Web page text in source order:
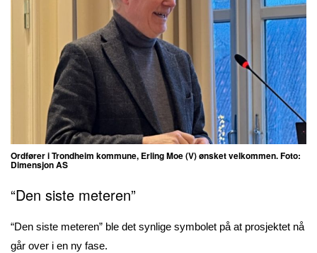
Ordfører i Trondheim kommune, Erling Moe (V) ønsket velkommen. Foto:
Dimensjon AS
“Den siste meteren”
“Den siste meteren” ble det synlige symbolet på at prosjektet nå
går over i en ny fase.